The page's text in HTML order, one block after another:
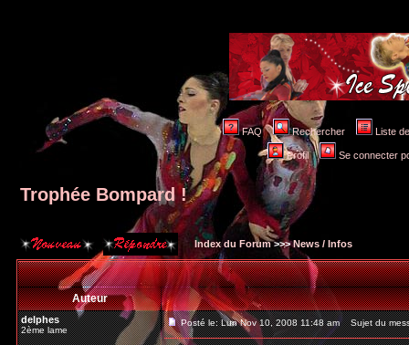
FAQ Rechercher Liste
Profil Se connecter
Trophée Bompard !
Index du Forum>>>News / Infos
Auteur
delphes
2ème lame
Posté le: Lun Nov 10, 2008 11:48 am Sujet du